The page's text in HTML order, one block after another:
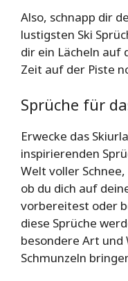
Also, schnapp dir
lustigsten Ski
dir ein Lächeln auf
Zeit auf der Piste
Sprüche für
Erwecke das
inspirierenden
Welt voller
ob du dich auf
vorbereitest oder
diese Sprüche
besondere Art und
Schmunzeln